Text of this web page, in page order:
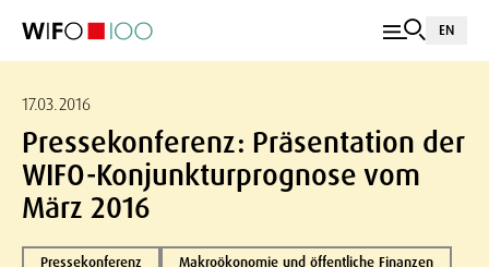
EN
17.03.2016
Pressekonferenz: Präsentation der
WIFO-Konjunkturprognose vom
März 2016
Pressekonferenz Makroökonomie und öffentliche Finanzen